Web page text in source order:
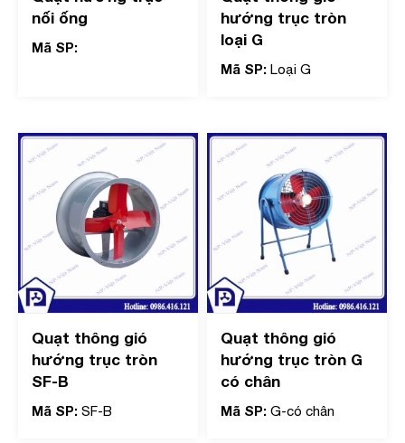
nối ống
Mã SP:
hướng trục tròn
loại G
Mã SP: Loại G
Quạt thông gió
hướng trục tròn
SF-B
Mã SP: SF-B
Quạt thông gió
hướng trục tròn G
có chân
Mã SP: G-có chân